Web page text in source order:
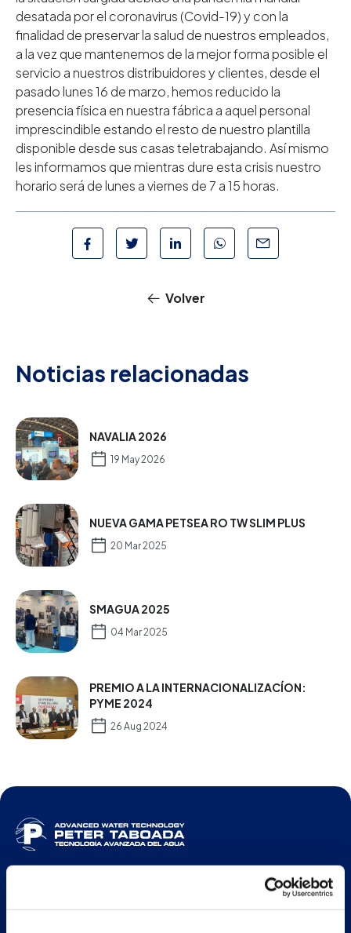
desatada por el coronavirus (Covid-19) y con la
finalidad de preservar la salud de nuestros empleados,
a la vez que mantenemos de la mejor forma posible el
servicio a nuestros distribuidores y clientes, desde el
pasado lunes 16 de marzo, hemos reducido la
presencia física en nuestra fábrica a aquel personal
imprescindible estando el resto de nuestro plantilla
disponible desde sus casas teletrabajando. Así mismo
les informamos que mientras dure esta crisis nuestro
horario será de lunes a viernes de 7 a 15 horas.
Volver
Noticias relacionadas
NAVALIA 2026
19 May 2026
NUEVA GAMA PETSEA RO TW SLIM PLUS
20 Mar 2025
SMAGUA 2025
04 Mar 2025
PREMIO A LA INTERNACIONALIZACÍON:
PYME 2024
26 Aug 2024
ESP